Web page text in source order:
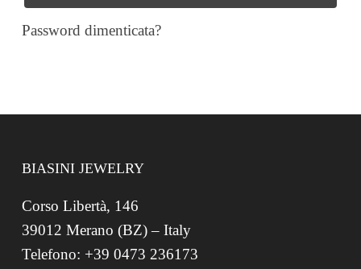
Password dimenticata?
BIASINI JEWELRY
Corso Libertà, 146
39012 Merano (BZ) – Italy
Telefono: +39 0473 236173